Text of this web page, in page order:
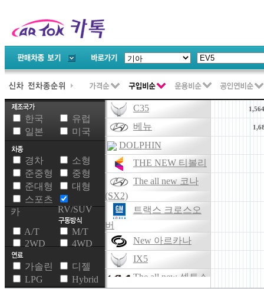
한국
유럽
일본
미국
경차
소형
준중형
중형
준대형
대형
스포츠
카
RV/SUV
A/T
M/T
2WD
4WD
가솔린
디젤
LPG
Hybrid
C35 1,564
베뉴
DOLPHIN
THE NEW 티볼리
The all new 코나
(SX2)
트랙스 크로스오
버
New 아르카나
IX5
The all new 셀토스